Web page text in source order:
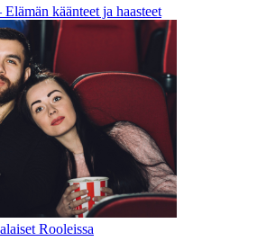
käänteet ja haasteet
Rooleissa